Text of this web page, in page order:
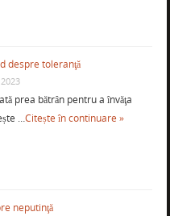
despre toleranţă
prea bătrân pentru a învăţa
…Citește în continuare »
neputinţă